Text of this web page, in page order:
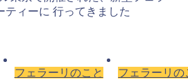
ティーに 行ってきました
フェラーリのこと フェラーリの